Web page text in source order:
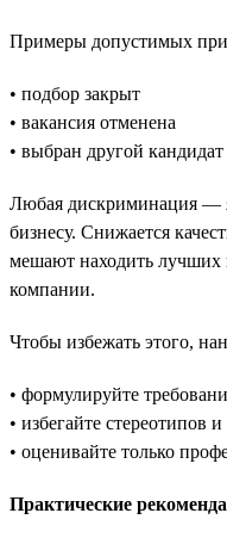
Примеры допустимых
• подбор закрыт
• вакансия отменена
• выбран другой кандидат
Любая дискриминация —
бизнесу. Снижается
мешают находить лучших
компании.
Чтобы избежать этого,
• формулируйте
• избегайте стереотипов
• оценивайте только
Практические